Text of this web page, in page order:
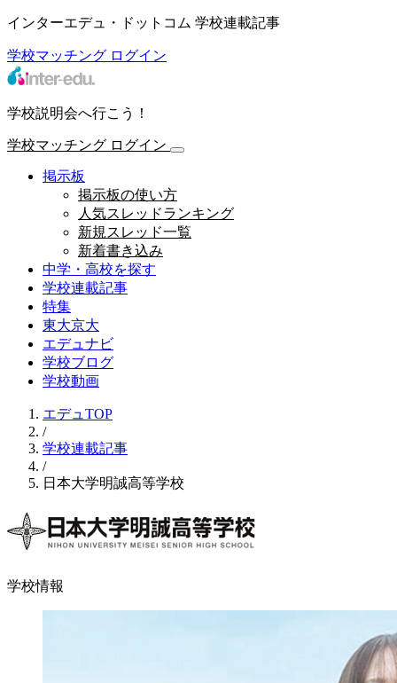
インターエデュ・ドットコム 学校連載記事
学校マッチング ログイン
学校説明会へ行こう！
学校マッチング ログイン
掲示板
掲示板の使い方
人気スレッドランキング
新規スレッド一覧
新着書き込み
中学・高校を探す
学校連載記事
特集
東大京大
エデュナビ
学校ブログ
学校動画
エデュTOP
/
学校連載記事
/
日本大学明誠高等学校
学校情報